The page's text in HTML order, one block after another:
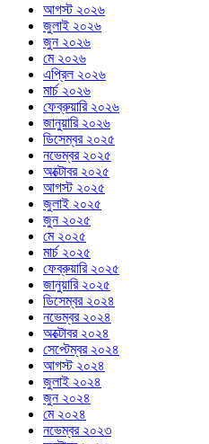
আগস্ট ২০২৬
জুলাই ২০২৬
জুন ২০২৬
মে ২০২৬
এপ্রিল ২০২৬
মার্চ ২০২৬
ফেব্রুয়ারি ২০২৬
জানুয়ারি ২০২৬
ডিসেম্বর ২০২৫
নভেম্বর ২০২৫
অক্টোবর ২০২৫
আগস্ট ২০২৫
জুলাই ২০২৫
জুন ২০২৫
মে ২০২৫
মার্চ ২০২৫
ফেব্রুয়ারি ২০২৫
জানুয়ারি ২০২৫
ডিসেম্বর ২০২৪
নভেম্বর ২০২৪
অক্টোবর ২০২৪
সেপ্টেম্বর ২০২৪
আগস্ট ২০২৪
জুলাই ২০২৪
জুন ২০২৪
মে ২০২৪
নভেম্বর ২০২৩